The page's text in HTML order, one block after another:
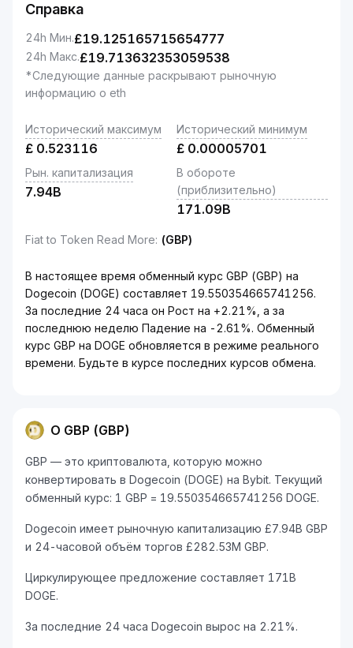
Справка
24h Мин.£19.125165715654777
24h Макс.£19.713632353059538
*Следующие данные раскрывают рыночную
информацию о eth
Исторический максимум
£ 0.523116
Исторический минимум
£ 0.00005701
Рын. капитализация
7.94B
В обороте
(приблизительно)
171.09B
Fiat to Token Read More: (GBP)
В настоящее время обменный курс GBP (GBP) на
Dogecoin (DOGE) составляет 19.550354665741256.
За последние 24 часа он Рост на +2.21%, а за
последнюю неделю Падение на -2.61%. Обменный
курс GBP на DOGE обновляется в режиме реального
времени. Будьте в курсе последних курсов обмена.
О GBP (GBP)
GBP — это криптовалюта, которую можно
конвертировать в Dogecoin (DOGE) на Bybit. Текущий
обменный курс: 1 GBP = 19.550354665741256 DOGE.
Dogecoin имеет рыночную капитализацию £7.94B GBP
и 24-часовой объём торгов £282.53M GBP.
Циркулирующее предложение составляет 171B
DOGE.
За последние 24 часа Dogecoin вырос на 2.21%.